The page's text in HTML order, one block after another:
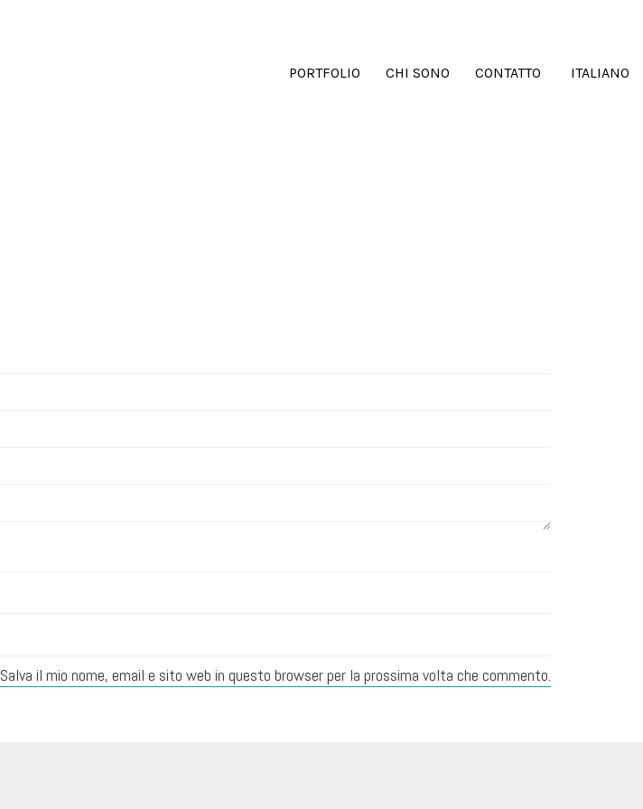
PORTFOLIO CHI SONO CONTATTO ITALIANO
Salva il mio nome, email e sito web in questo browser per la prossima volta che commento.